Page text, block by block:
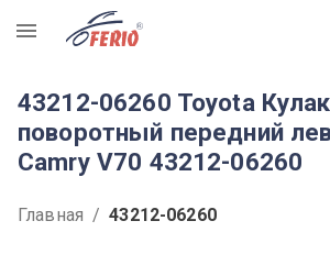
R
43212-06260 Toyota Кулак
поворотный передний
Camry V70 43212-06260
Главная / 43212-06260